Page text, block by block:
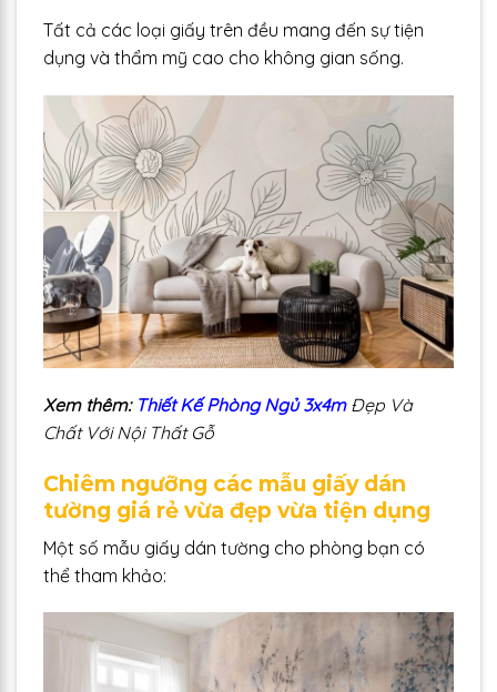
Tất cả các loại giấy trên đều mang đến sự tiện
dụng và thẩm mỹ cao cho không gian sống.
Xem thêm: Thiết Kế Phòng Ngủ 3x4m Đẹp Và
Chất Với Nội Thất Gỗ
Chiêm ngưỡng các mẫu giấy dán
tường giá rẻ vừa đẹp vừa tiện dụng
Một số mẫu giấy dán tường cho phòng bạn có
thể tham khảo: